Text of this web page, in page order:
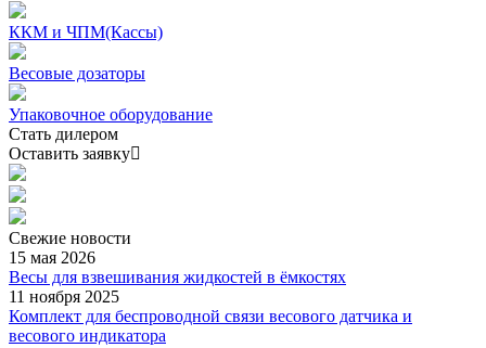
ККМ и ЧПМ(Кассы)
Весовые дозаторы
Упаковочное оборудование
Стать дилером
Оставить заявку
Свежие новости
15 мая 2026
Весы для взвешивания жидкостей в ёмкостях
11 ноября 2025
Комплект для беспроводной связи весового датчика и
весового индикатора